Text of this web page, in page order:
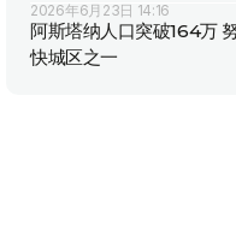
2026年6月23日 14:16
阿斯塔纳人口突破164万
快城区之一